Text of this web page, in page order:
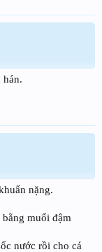
hán.
nặng.
muối đậm
nước rồi cho cá